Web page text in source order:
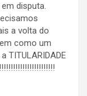
disputa.
a volta do
como um
TITULARIDADE